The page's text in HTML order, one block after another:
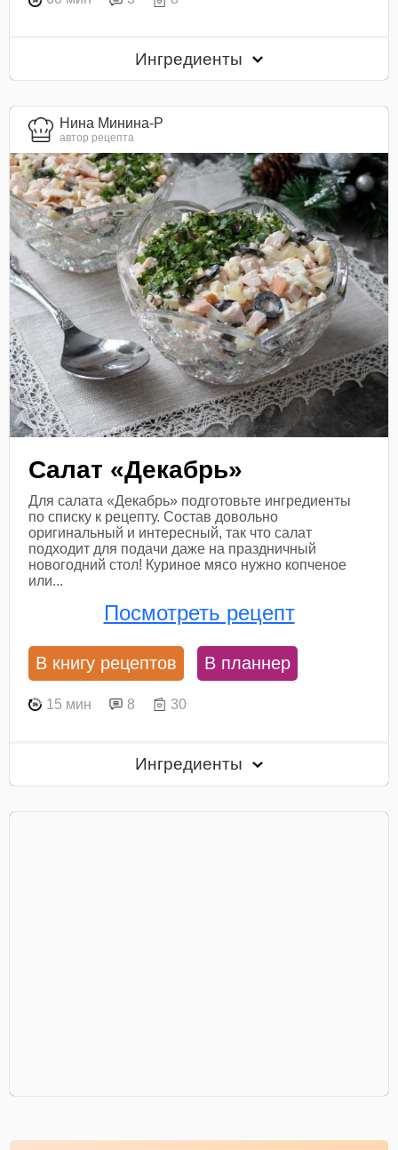
Ингредиенты
Нина Минина-Р
автор рецепта
Салат «Декабрь»
Для салата «Декабрь» подготовьте ингредиенты
по списку к рецепту. Состав довольно
оригинальный и интересный, так что салат
подходит для подачи даже на праздничный
новогодний стол! Куриное мясо нужно копченое
или...
Посмотреть рецепт
В книгу рецептов В планнер
15 мин 8 30
Ингредиенты